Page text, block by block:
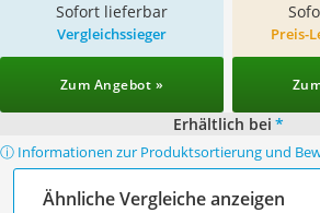
Sofort lieferbar
Vergleichssieger
Zum Angebot »
Preis-
Erhältlich bei *
ⓘ Informationen zur Produktsortierung und
Ähnliche Vergleiche anzeigen